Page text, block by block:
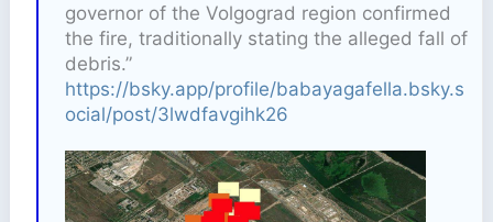
governor of the Volgograd region confirmed
the fire, traditionally stating the alleged fall of
debris.”
https://bsky.app/profile/babayagafella.bsky.s
ocial/post/3lwdfavgihk26